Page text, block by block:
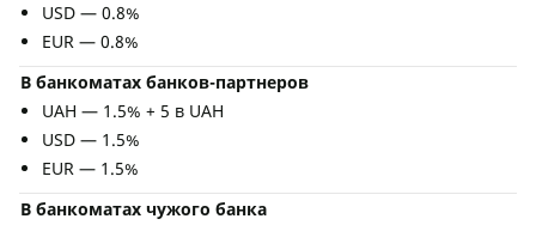
USD — 0.8%
EUR — 0.8%
В банкоматах банков-партнеров
UAH — 1.5% + 5 в UAH
USD — 1.5%
EUR — 1.5%
В банкоматах чужого банка